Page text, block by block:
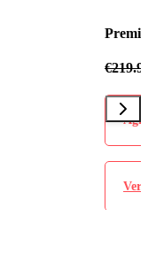
| Azul Celeste